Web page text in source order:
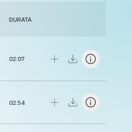
DURATA
02:07
02:54